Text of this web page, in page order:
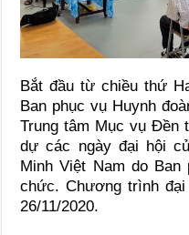
Bắt đầu từ chiều thứ
Ban phục vụ Huynh
Trung tâm Mục vụ Đền
dự các ngày đại hội
Minh Việt Nam do
chức. Chương trình
26/11/2020.